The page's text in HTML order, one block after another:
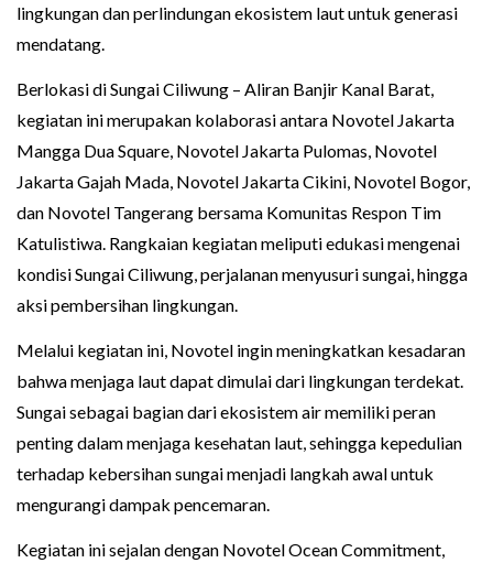
lingkungan dan perlindungan ekosistem laut untuk generasi
mendatang.
Berlokasi di Sungai Ciliwung – Aliran Banjir Kanal Barat,
kegiatan ini merupakan kolaborasi antara Novotel Jakarta
Mangga Dua Square, Novotel Jakarta Pulomas, Novotel
Jakarta Gajah Mada, Novotel Jakarta Cikini, Novotel Bogor,
dan Novotel Tangerang bersama Komunitas Respon Tim
Katulistiwa. Rangkaian kegiatan meliputi edukasi mengenai
kondisi Sungai Ciliwung, perjalanan menyusuri sungai, hingga
aksi pembersihan lingkungan.
Melalui kegiatan ini, Novotel ingin meningkatkan kesadaran
bahwa menjaga laut dapat dimulai dari lingkungan terdekat.
Sungai sebagai bagian dari ekosistem air memiliki peran
penting dalam menjaga kesehatan laut, sehingga kepedulian
terhadap kebersihan sungai menjadi langkah awal untuk
mengurangi dampak pencemaran.
Kegiatan ini sejalan dengan Novotel Ocean Commitment,